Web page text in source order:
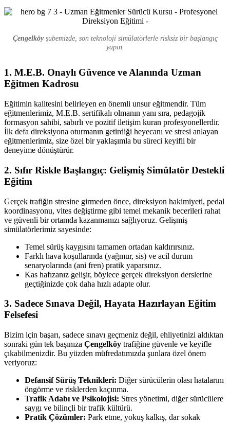
Çengelköyşubemizde, son teknoloji simülatörlerle risksiz bir başlangıç
yapın.
1. M.E.B. Onaylı Güvence ve Alanında Uzman
Eğitmen Kadrosu
Eğitimin kalitesini belirleyen en önemli unsur eğitmendir. Tüm
eğitmenlerimiz, M.E.B. sertifikalı olmanın yanı sıra, pedagojik
formasyon sahibi, sabırlı ve pozitif iletişim kuran profesyonellerdir.
İlk defa direksiyona oturmanın getirdiği heyecanı ve stresi anlayan
eğitmenlerimiz, size özel bir yaklaşımla bu süreci keyifli bir
deneyime dönüştürür.
2. Sıfır Riskle Başlangıç: Gelişmiş Simülatör Destekli
Eğitim
Gerçek trafiğin stresine girmeden önce, direksiyon hakimiyeti, pedal
koordinasyonu, vites değiştirme gibi temel mekanik becerileri rahat
ve güvenli bir ortamda kazanmanızı sağlıyoruz. Gelişmiş
simülatörlerimiz sayesinde:
Temel sürüş kaygısını tamamen ortadan kaldırırsınız.
Farklı hava koşullarında (yağmur, sis) ve acil durum
senaryolarında (ani fren) pratik yaparsınız.
Kas hafızanız gelişir, böylece gerçek direksiyon derslerine
geçtiğinizde çok daha hızlı adapte olur.
3. Sadece Sınava Değil, Hayata Hazırlayan Eğitim
Felsefesi
Bizim için başarı, sadece sınavı geçmeniz değil, ehliyetinizi aldıktan
sonraki gün tek başınıza Çengelköy trafiğine güvenle ve keyifle
çıkabilmenizdir. Bu yüzden müfredatımızda şunlara özel önem
veriyoruz:
Defansif Sürüş Teknikleri: Diğer sürücülerin olası hatalarını
öngörme ve risklerden kaçınma.
Trafik Adabı ve Psikolojisi: Stres yönetimi, diğer sürücülere
saygı ve bilinçli bir trafik kültürü.
Pratik Çözümler: Park etme, yokuş kalkış, dar sokak